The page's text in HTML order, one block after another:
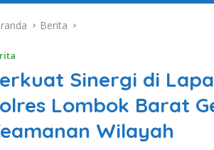
Berita
Sinergi di
Lombok Barat
Wilayah